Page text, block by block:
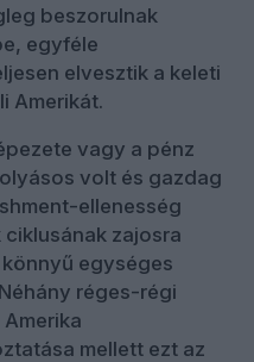
beszorulnak
egyféle
elvesztik a keleti
Amerikát.
vagy a pénz
volt és gazdag
ellenesség
zajosra
egységes
réges-régi
mellett ezt az